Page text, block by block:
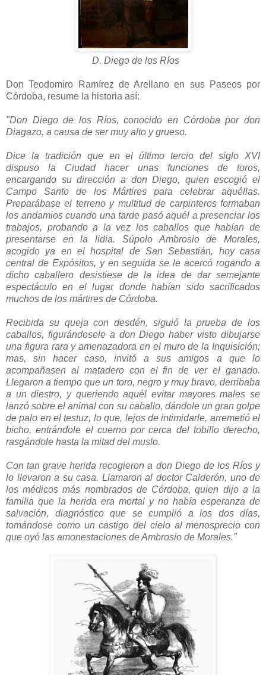
D. Diego de los Ríos
Don Teodomiro Ramírez de Arellano en sus Paseos por
Córdoba, resume la historia así:
"Don Diego de los Ríos, conocido en Córdoba por don
Diagazo, a causa de ser muy alto y grueso.
Dice la tradición que en el último tercio del siglo XVI
dispuso la Ciudad hacer unas funciones de toros,
encargando su dirección a don Diego, quien escogió el
Campo Santo de los Mártires para celebrar aquéllas.
Preparábase el terreno y multitud de carpinteros formaban
los andamios cuando una tarde pasó aquél a presenciar los
trabajos, probando a la vez los caballos que habían de
presentarse en la lidia. Súpolo Ambrosio de Morales,
acogido ya en el hospital de San Sebastián, hoy casa
central de Expósitos, y en seguida se le acercó rogando a
dicho caballero desistiese de la idea de dar semejante
espectáculo en el lugar donde habían sido sacrificados
muchos de los mártires de Córdoba.
Recibida su queja con desdén, siguió la prueba de los
caballos, figurándosele a don Diego haber visto dibujarse
una figura rara y amenazadora en el muro de la Inquisición;
mas, sin hacer caso, invitó a sus amigos a que lo
acompañasen al matadero con el fin de ver el ganado.
Llegaron a tiempo que un toro, negro y muy bravo, derribaba
a un diestro, y queriendo aquél evitar mayores males se
lanzó sobre el animal con su caballo, dándole un gran golpe
de palo en el testuz, lo que, lejos de intimidarle, arremetió el
bicho, entrándole el cuerno por cerca del tobillo derecho,
rasgándole hasta la mitad del muslo.
Con tan grave herida recogieron a don Diego de los Ríos y
lo llevaron a su casa. Llamaron al doctor Calderón, uno de
los médicos más nombrados de Córdoba, quien dijo a la
familia que la herida era mortal y no había esperanza de
salvación, diagnóstico que se cumplió a los dos días,
tomándose como un castigo del cielo al menosprecio con
que oyó las amonestaciones de Ambrosio de Morales."